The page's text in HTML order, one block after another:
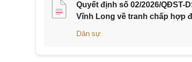
Quyết định số 02/2026/QĐST-
Vĩnh Long về tranh chấp hợp
Dân sự